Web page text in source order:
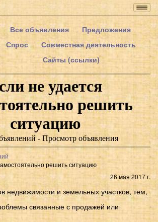
Все объявления
Предложения
Спрос
Совместная деятельность
Сайты (ссылки)
не удается
решить
ситуацию
- Просмотр объявления
решить ситуацию
26 мая 2017 г.
недвижимости и земельных участков, тем,
связанные с продажей или